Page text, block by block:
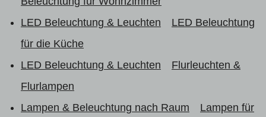
LED Beleuchtung & Leuchten
LED Beleuchtung
für die Küche
LED Beleuchtung & Leuchten
Flurleuchten &
Flurlampen
Lampen & Beleuchtung nach Raum
Lampen für